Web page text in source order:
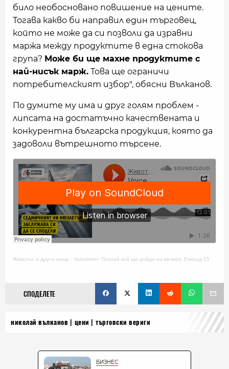
било необосновано повишение на цените.
Тогава какво би направил един търговец,
който не може да си позволи да изравни
маржа между продуктите в една стокова
група? Може би ще махне продуктите с
най-нисък марж. Това ще ограничи
потребителският избор", обясни Вълканов.
По думите му има и друг голям проблем -
липсата на достатъчно качествената и
конкурентна българска продукция, която да
задоволи вътрешното търсене.
Животът и други неща · Voiceletter: Познай кой ще дойде на вечеря, Епизод 15
СПОДЕЛЕТЕ
николай вълканов цени търговски вериги